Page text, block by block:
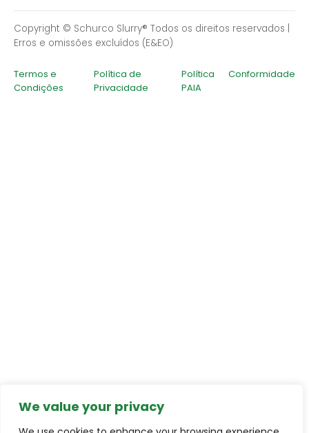
We value your privacy
Copyright © Schurco Slurry® Todos os direitos reservados |
Erros e omissões excluídos (E&EO)
Termos e
Condições
Política de
Privacidade
Política
PAIA
Conformidade